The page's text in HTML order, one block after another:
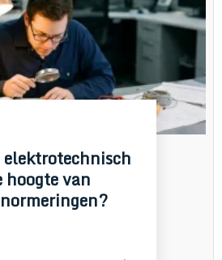
hoogte van